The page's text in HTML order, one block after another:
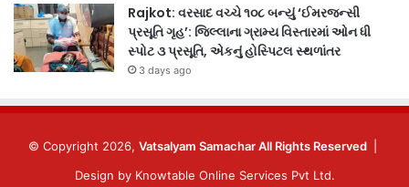
Rajkot: વરસાદ વચ્ચે ૧૦૮ બન્યું ‘ઈમરજન્સી
પ્રસૂતિ ગૃહ’: જિલ્લાના ગ્રામ્ય વિસ્તારમાં ઓન ધી
સ્પોટ ૩ પ્રસૂતિ, એકનું હોસ્પિટલ સ્થળાંતર
3 days ago
© Copyright 2026, Vatsalyam Samachar All Rights Reserved
Design by Knowtable Online Services Pvt Ltd.